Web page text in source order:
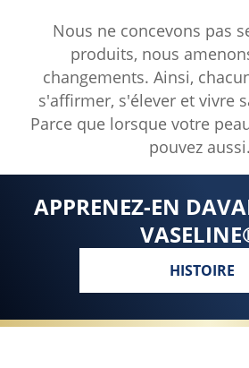
Nous ne concevons pas
produits, nous
changements. Ainsi,
s'affirmer, s'élever et vivre
Parce que lorsque votre
pouvez aussi.
APPRENEZ-EN
HISTOIRE